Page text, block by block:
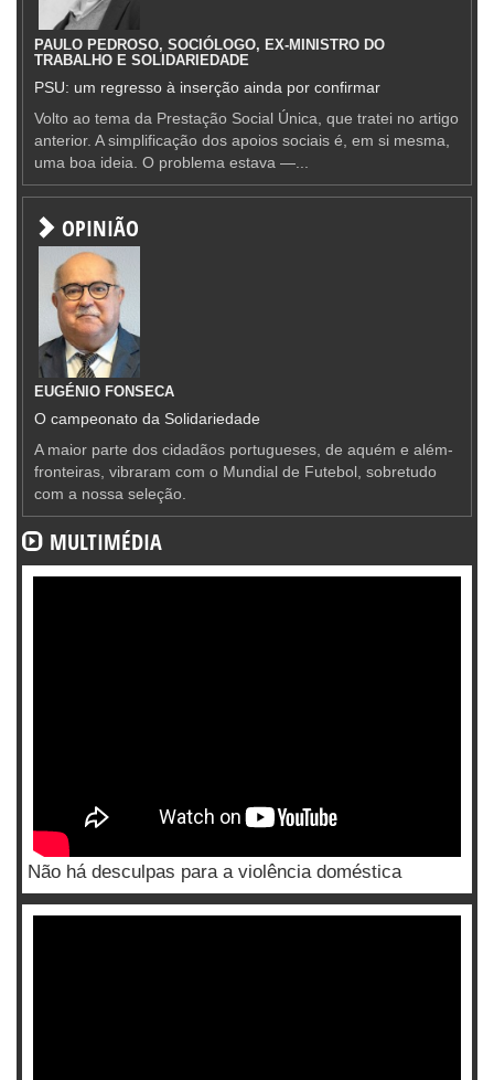
PAULO PEDROSO, SOCIÓLOGO, EX-MINISTRO DO
TRABALHO E SOLIDARIEDADE
PSU: um regresso à inserção ainda por confirmar
Volto ao tema da Prestação Social Única, que tratei no artigo
anterior. A simplificação dos apoios sociais é, em si mesma,
uma boa ideia. O problema estava —...
OPINIÃO
EUGÉNIO FONSECA
O campeonato da Solidariedade
A maior parte dos cidadãos portugueses, de aquém e além-
fronteiras, vibraram com o Mundial de Futebol, sobretudo
com a nossa seleção.
MULTIMÉDIA
Não há desculpas para a violência doméstica